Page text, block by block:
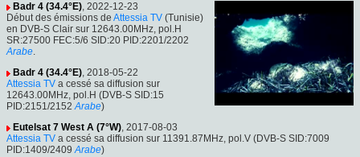
Badr 4 (34.4°E), 2022-12-23
Début des émissions de Attessia TV (Tunisie)
en DVB-S Clair sur 12643.00MHz, pol.H
SR:27500 FEC:5/6 SID:20 PID:2201/2202
Arabe.
Badr 4 (34.4°E), 2018-05-22
Attessia TV a cessé sa diffusion sur
12643.00MHz, pol.H (DVB-S SID:15
PID:2151/2152 Arabe)
Eutelsat 7 West A (7°W), 2017-08-03
Attessia TV a cessé sa diffusion sur 11391.87MHz, pol.V (DVB-S SID:7009
PID:1409/2409 Arabe)